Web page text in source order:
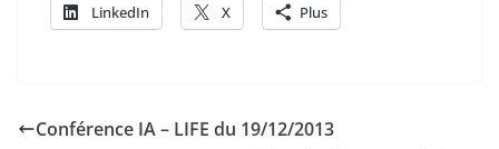
LinkedIn X Plus
Conférence IA – LIFE du 19/12/2013